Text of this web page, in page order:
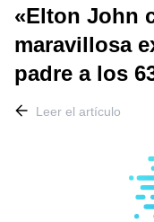
«Elton John
maravillosa
padre a los
Leer el artículo